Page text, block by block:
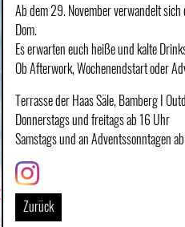
Ab dem 29. November verwandelt
Dom.
Es erwarten euch heiße und kalte
Ob Afterwork, Wochenendstart oder
Terrasse der Haas Säle, Bamberg I
Donnerstags und freitags ab 16 Uhr
Samstags und an Adventssonntagen
Link
Zurück